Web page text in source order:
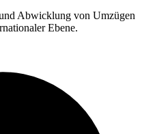
Abwicklung von Umzügen
Ebene.